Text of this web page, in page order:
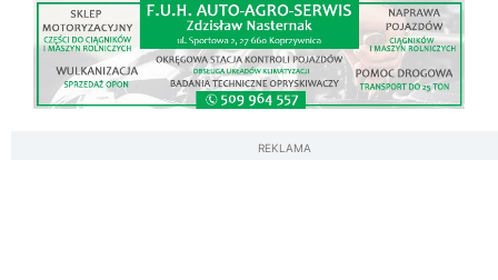
REKLAMA